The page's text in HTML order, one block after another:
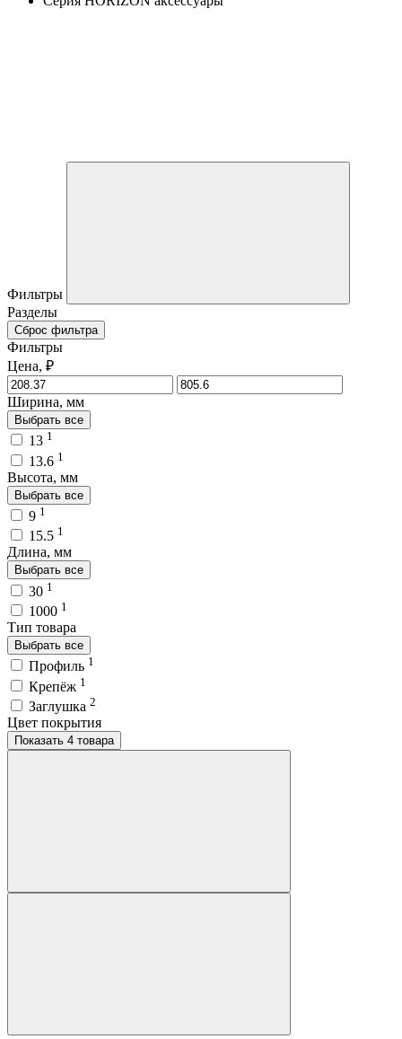
Фильтры
Разделы
Сброс фильтра
Фильтры
Цена, ₽
Ширина, мм
Выбрать все
13 1
13.6 1
Высота, мм
Выбрать все
9 1
15.5 1
Длина, мм
Выбрать все
30 1
1000 1
Тип товара
Выбрать все
Профиль 1
Крепёж 1
Заглушка 2
Цвет покрытия
Показать 4 товара